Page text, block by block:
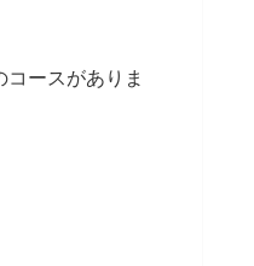
ースがありま